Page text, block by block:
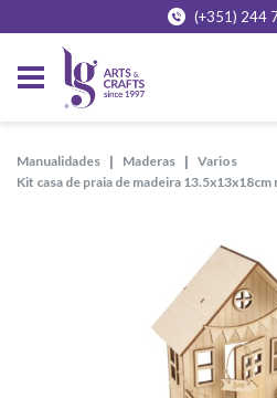
(+351) 244
manualidades maderas
varios
kit casa de praia de madeira 13.5x13x18cm